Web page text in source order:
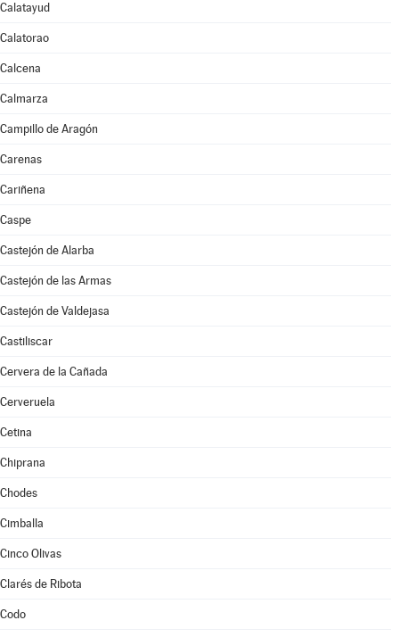
Calatayud
Calatorao
Calcena
Calmarza
Campillo de Aragón
Carenas
Cariñena
Caspe
Castejón de Alarba
Castejón de las Armas
Castejón de Valdejasa
Castiliscar
Cervera de la Cañada
Cerveruela
Cetina
Chiprana
Chodes
Cimballa
Cinco Olivas
Clarés de Ribota
Codo